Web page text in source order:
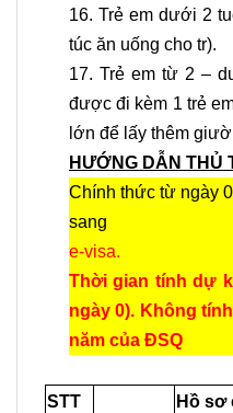
16. Trẻ em dưới 2
túc ăn uống cho tr).
17. Trẻ em từ 2 –
được đi kèm 1 trẻ
lớn để lấy thêm
HƯỚNG DẪN THỦ
Chính thức từ ngày
sang
e-visa.
Thời gian tính dự
ngày 0). Không
năm của ĐSQ
STT
Hồ sơ